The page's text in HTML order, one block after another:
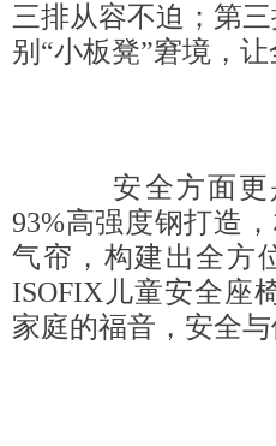
三排从容不迫；第
别“小板凳”窘境，让
安全方面更
93%高强度钢打造
气帘，构建出全方
ISOFIX儿童安全座
家庭的福音，安全与